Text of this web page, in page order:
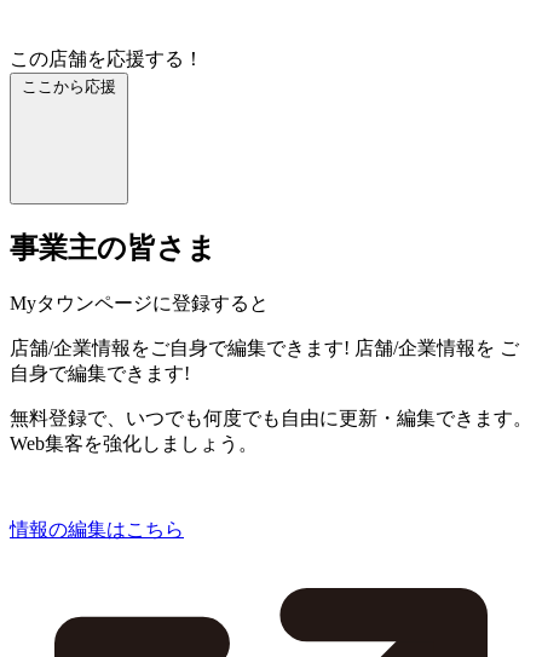
この店舗を応援する！
ここから応援
事業主の皆さま
Myタウンページに登録すると
店舗/企業情報をご自身で編集できます! 店舗/企業情報を ご
自身で編集できます!
無料登録で、いつでも何度でも自由に更新・編集できます。
Web集客を強化しましょう。
情報の編集はこちら